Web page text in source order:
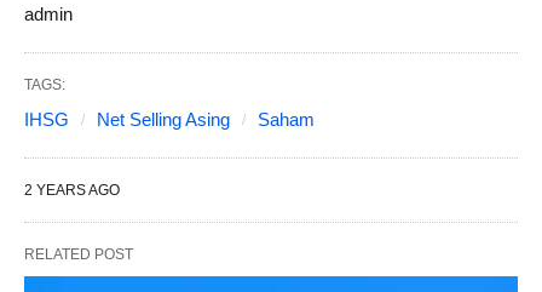
admin
TAGS:
IHSG Net Selling Asing Saham
2 YEARS AGO
RELATED POST